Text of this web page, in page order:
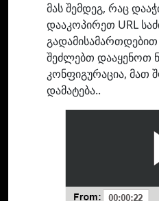
მას შემდეგ, რაც
დააკოპირეთ URL
შეძლებთ დააყენოთ
კონფიგურაცია, მათ
დამატება..